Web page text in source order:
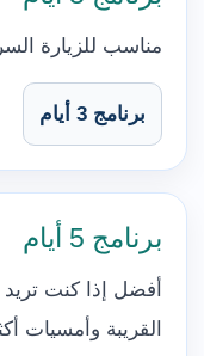
مناسب للزيارة
برنامج 3 أيام
برنامج 5 أيام
أفضل إذا كنت
القريبة وأمسيات